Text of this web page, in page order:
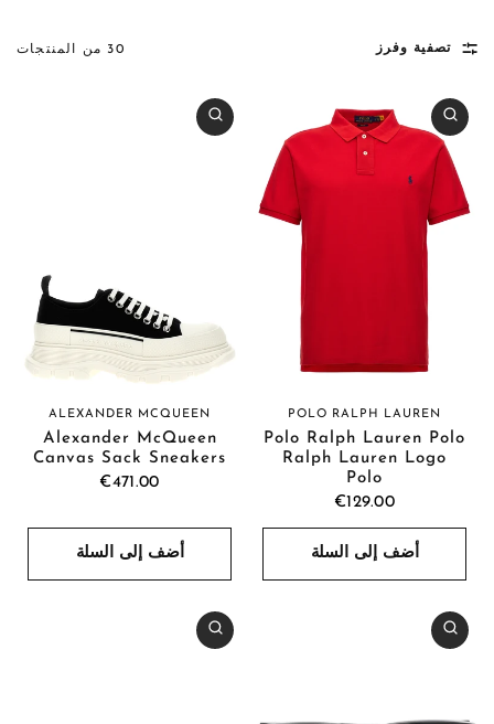
تصفية وفرز 30 من المنتجات
POLO RALPH LAUREN
Polo Ralph Lauren Polo
Ralph Lauren Logo
Polo
€129.00
أضف إلى السلة
ALEXANDER MCQUEEN
Alexander McQueen
Canvas Sack Sneakers
€471.00
أضف إلى السلة